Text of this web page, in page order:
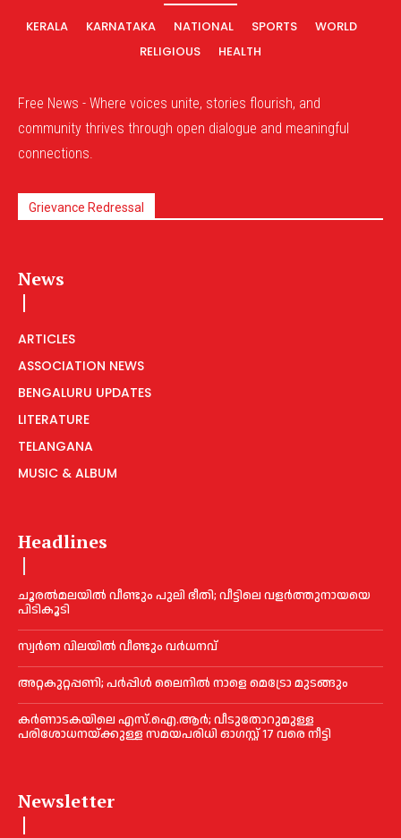
KERALA KARNATAKA NATIONAL SPORTS
WORLD
RELIGIOUS
HEALTH
Free News - Where voices unite, stories flourish, and
community thrives through open dialogue and meaningful
connections.
Grievance Redressal
News
ARTICLES
ASSOCIATION NEWS
BENGALURU UPDATES
LITERATURE
TELANGANA
MUSIC & ALBUM
Headlines
ചൂരല്‍മലയില്‍ വീണ്ടും പുലി ഭീതി; വീട്ടിലെ വളര്‍ത്തുനായയെ
പിടികൂടി
സ്വർണ വിലയില്‍ വീണ്ടും വർധനവ്
അറ്റകുറ്റപ്പണി; പർപ്പിൾ ലൈനില്‍ നാളെ മെട്രോ മുടങ്ങും
കർണാടകയിലെ എസ്.ഐ.ആർ; വീടുതോറുമുള്ള
പരിശോധനയ്ക്കുള്ള സമയപരിധി ഓഗസ്റ്റ് 17 വരെ നീട്ടി
Newsletter